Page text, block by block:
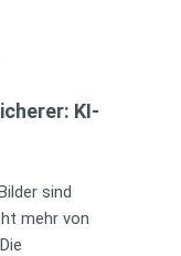
KI-
sind
mehr von